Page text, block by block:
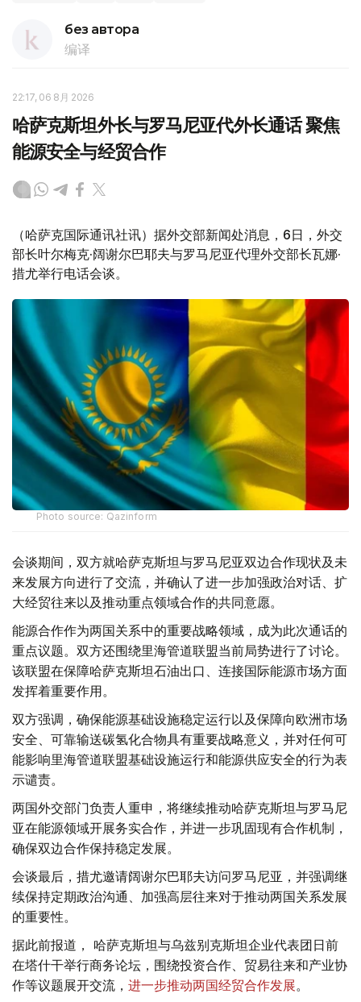
без автора
编译
22:17, 06 8月 2026
哈萨克斯坦外长与罗马尼亚代外长通话 聚焦
能源安全与经贸合作
（哈萨克国际通讯社讯）据外交部新闻处消息，6日，外交
部长叶尔梅克·阔谢尔巴耶夫与罗马尼亚代理外交部长瓦娜·
措尤举行电话会谈。
Photo source: Qazinform
会谈期间，双方就哈萨克斯坦与罗马尼亚双边合作现状及未
来发展方向进行了交流，并确认了进一步加强政治对话、扩
大经贸往来以及推动重点领域合作的共同意愿。
能源合作作为两国关系中的重要战略领域，成为此次通话的
重点议题。双方还围绕里海管道联盟当前局势进行了讨论。
该联盟在保障哈萨克斯坦石油出口、连接国际能源市场方面
发挥着重要作用。
双方强调，确保能源基础设施稳定运行以及保障向欧洲市场
安全、可靠输送碳氢化合物具有重要战略意义，并对任何可
能影响里海管道联盟基础设施运行和能源供应安全的行为表
示谴责。
两国外交部门负责人重申，将继续推动哈萨克斯坦与罗马尼
亚在能源领域开展务实合作，并进一步巩固现有合作机制，
确保双边合作保持稳定发展。
会谈最后，措尤邀请阔谢尔巴耶夫访问罗马尼亚，并强调继
续保持定期政治沟通、加强高层往来对于推动两国关系发展
的重要性。
据此前报道， 哈萨克斯坦与乌兹别克斯坦企业代表团日前
在塔什干举行商务论坛，围绕投资合作、贸易往来和产业协
作等议题展开交流， 进一步推动两国经贸合作发展。